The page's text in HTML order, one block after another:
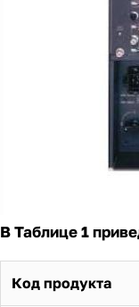
В Таблице 1
Код продукта